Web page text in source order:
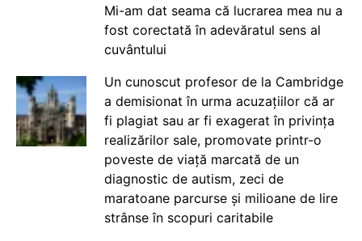
Mi-am dat seama că lucrarea mea nu a
fost corectată în adevăratul sens al
cuvântului
Un cunoscut profesor de la Cambridge
a demisionat în urma acuzațiilor că ar
fi plagiat sau ar fi exagerat în privința
realizărilor sale, promovate printr-o
poveste de viață marcată de un
diagnostic de autism, zeci de
maratoane parcurse și milioane de lire
strânse în scopuri caritabile